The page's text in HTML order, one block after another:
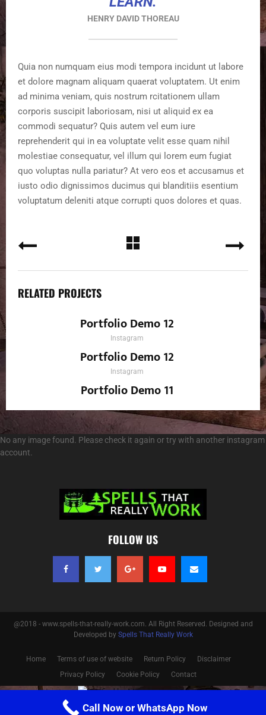
HENRY DAVID THOREAU
Quia non numquam eius modi tempora incidunt ut labore
et dolore magnam aliquam quaerat voluptatem. Ut enim
ad minima veniam, quis nostrum rcitationem ullam
corporis suscipit laboriosam, nisi ut aliquid ex ea
commodi sequatur? Quis autem vel eum iure
reprehenderit qui in ea voluptate velit esse quam nihil
molestiae consequatur, vel illum qui lorem eum fugiat
quo voluptas nulla pariatur? At vero eos et accusamus et
iusto odio dignissimos ducimus qui blanditiis esentium
voluptatum deleniti atque corrupti quos dolores et quas.
RELATED PROJECTS
Portfolio Demo 12
Instagram
Portfolio Demo 12
Instagram
Portfolio Demo 11
No any image found. Please check it again or try with another instagram
account.
FOLLOW US
@2018 - www.spells-that-really-work.com. All Right Reserved. Designed and
Developed by Spells That Really Work
Home Terms of use of website Return Policy
Disclaimer
Privacy Policy
Cookie Policy Contact
Call Now or WhatsApp Now
Optimized by Seraphinite Accelerator